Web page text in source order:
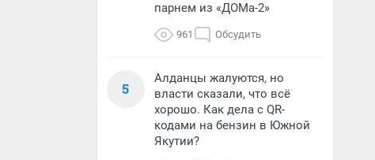
парнем из «ДОМа-2»
961 Обсудить
5
Алданцы жалуются, но
власти сказали, что всё
хорошо. Как дела с QR-
кодами на бензин в Южной
Якутии?